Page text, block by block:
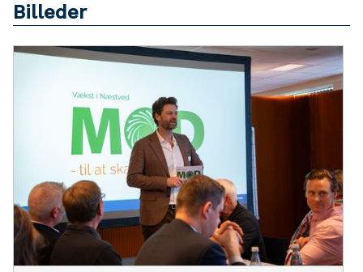
Billeder